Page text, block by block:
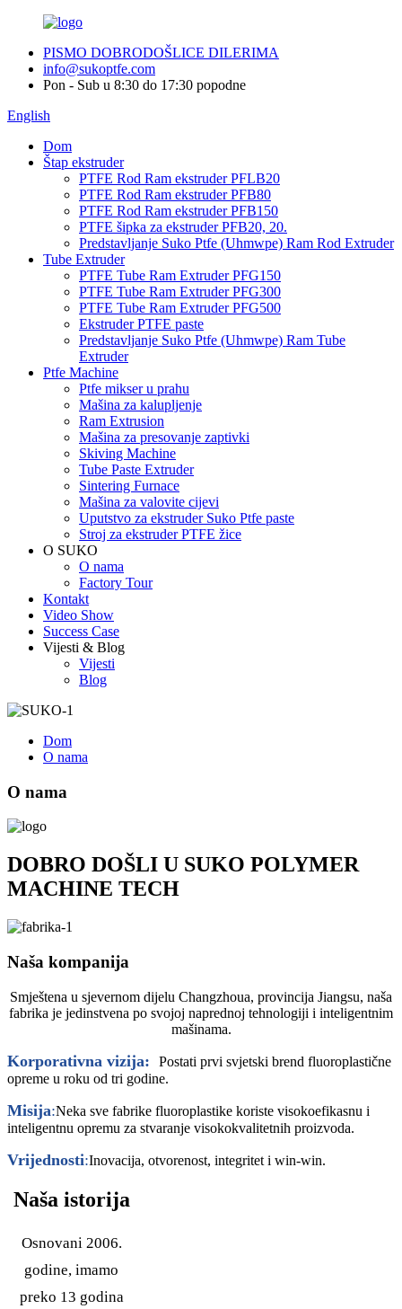
PISMO DOBRODOŠLICE DILERIMA
info@sukoptfe.com
Pon - Sub u 8:30 do 17:30 popodne
English
Dom
Štap ekstruder
PTFE Rod Ram ekstruder PFLB20
PTFE Rod Ram ekstruder PFB80
PTFE Rod Ram ekstruder PFB150
PTFE šipka za ekstruder PFB20, 20.
Predstavljanje Suko Ptfe (Uhmwpe) Ram Rod Extruder
Tube Extruder
PTFE Tube Ram Extruder PFG150
PTFE Tube Ram Extruder PFG300
PTFE Tube Ram Extruder PFG500
Ekstruder PTFE paste
Predstavljanje Suko Ptfe (Uhmwpe) Ram Tube
Extruder
Ptfe Machine
Ptfe mikser u prahu
Mašina za kalupljenje
Ram Extrusion
Mašina za presovanje zaptivki
Skiving Machine
Tube Paste Extruder
Sintering Furnace
Mašina za valovite cijevi
Uputstvo za ekstruder Suko Ptfe paste
Stroj za ekstruder PTFE žice
O SUKO
O nama
Factory Tour
Kontakt
Video Show
Success Case
Vijesti & Blog
Vijesti
Blog
Dom
O nama
O nama
DOBRO DOŠLI U SUKO POLYMER
MACHINE TECH
Naša kompanija
Smještena u sjevernom dijelu Changzhoua, provincija Jiangsu, naša
fabrika je jedinstvena po svojoj naprednoj tehnologiji i inteligentnim
mašinama.
Korporativna vizija:
Postati prvi svjetski brend fluoroplastične
opreme u roku od tri godine.
Misija:Neka sve fabrike fluoroplastike koriste visokoefikasnu i
inteligentnu opremu za stvaranje visokokvalitetnih proizvoda.
Vrijednosti:Inovacija, otvorenost, integritet i win-win.
Naša istorija
Osnovani 2006.
godine, imamo
preko 13 godina